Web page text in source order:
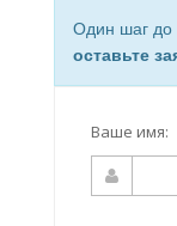
Один шаг до
оставьте
Ваше имя: